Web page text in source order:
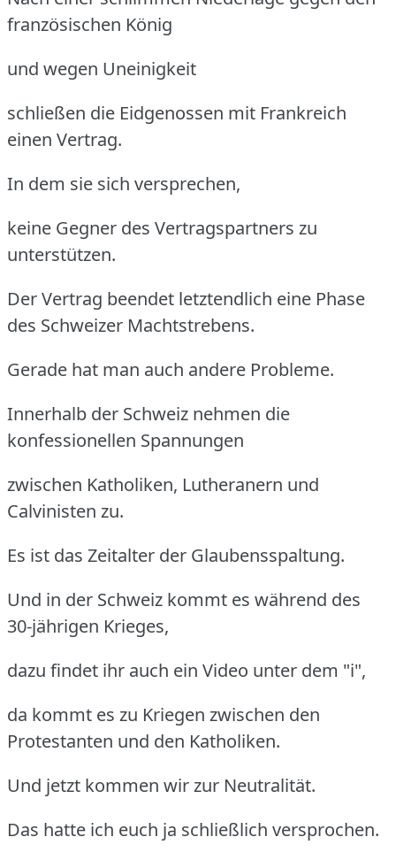
französischen König
und wegen Uneinigkeit
schließen die Eidgenossen mit Frankreich
einen Vertrag.
In dem sie sich versprechen,
keine Gegner des Vertragspartners zu
unterstützen.
Der Vertrag beendet letztendlich eine Phase
des Schweizer Machtstrebens.
Gerade hat man auch andere Probleme.
Innerhalb der Schweiz nehmen die
konfessionellen Spannungen
zwischen Katholiken, Lutheranern und
Calvinisten zu.
Es ist das Zeitalter der Glaubensspaltung.
Und in der Schweiz kommt es während des
30-jährigen Krieges,
dazu findet ihr auch ein Video unter dem "i",
da kommt es zu Kriegen zwischen den
Protestanten und den Katholiken.
Und jetzt kommen wir zur Neutralität.
Das hatte ich euch ja schließlich versprochen.